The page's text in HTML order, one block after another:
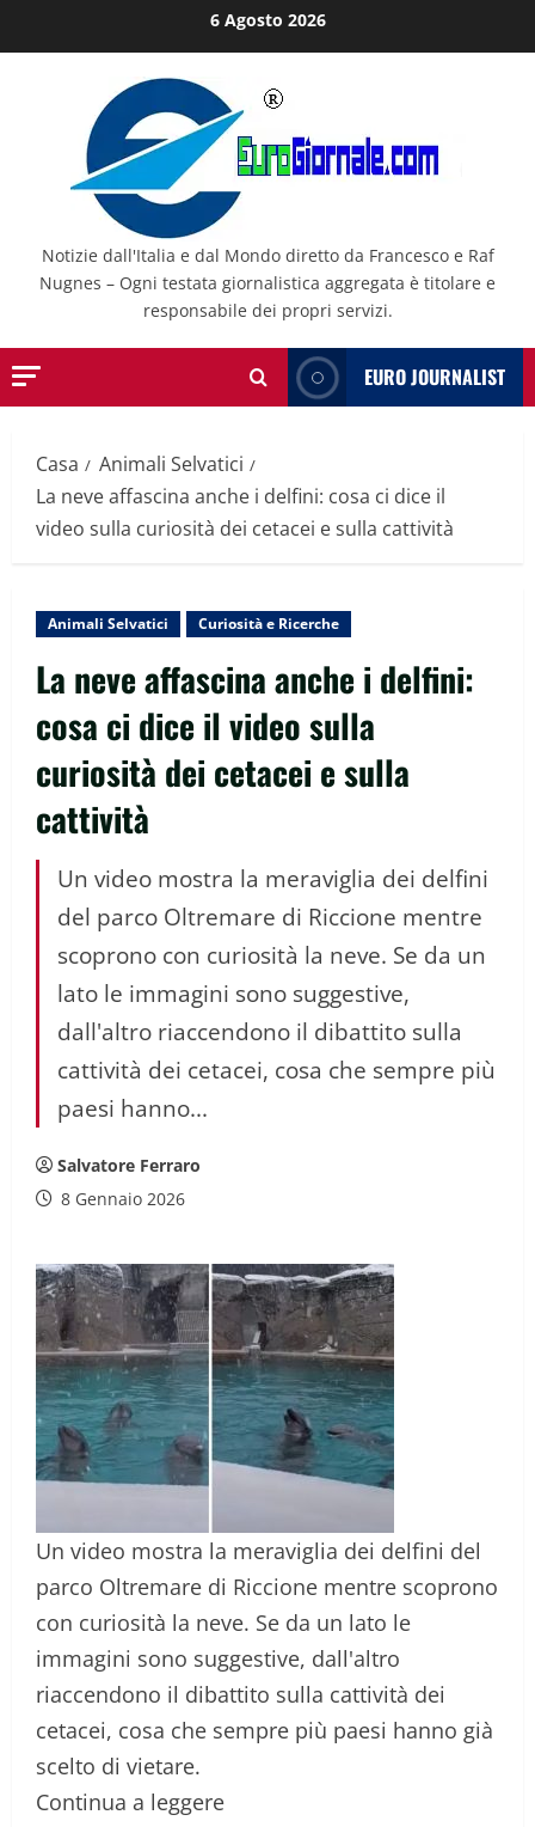
al
6 Agosto 2026
Notizie dall'Italia e dal Mondo diretto da Francesco e Raf
Nugnes – Ogni testata giornalistica aggregata è titolare e
responsabile dei propri servizi.
EURO JOURNALIST
Casa
Animali Selvatici
La neve affascina anche i delfini: cosa ci dice il
video sulla curiosità dei cetacei e sulla cattività
Animali Selvatici Curiosità e Ricerche
La neve affascina anche i delfini:
cosa ci dice il video sulla
curiosità dei cetacei e sulla
cattività
Un video mostra la meraviglia dei delfini
del parco Oltremare di Riccione mentre
scoprono con curiosità la neve. Se da un
lato le immagini sono suggestive,
dall'altro riaccendono il dibattito sulla
cattività dei cetacei, cosa che sempre più
paesi hanno...
Salvatore Ferraro
8 Gennaio 2026
Un video mostra la meraviglia dei delfini del
parco Oltremare di Riccione mentre scoprono
con curiosità la neve. Se da un lato le
immagini sono suggestive, dall'altro
riaccendono il dibattito sulla cattività dei
cetacei, cosa che sempre più paesi hanno già
scelto di vietare.
Continua a leggere